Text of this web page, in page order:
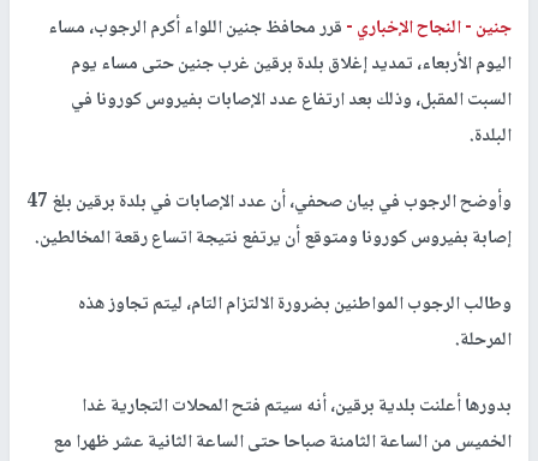
جنين -النجاح الإخباري -قرر محافظ جنين اللواء أكرم الرجوب، مساء
اليوم الأربعاء، تمديد إغلاق بلدة برقين غرب جنين حتى مساء يوم
السبت المقبل، وذلك بعد ارتفاع عدد الإصابات بفيروس كورونا في
البلدة.
وأوضح الرجوب في بيان صحفي، أن عدد الإصابات في بلدة برقين بلغ 47
إصابة بفيروس كورونا ومتوقع أن يرتفع نتيجة اتساع رقعة المخالطين.
وطالب الرجوب المواطنين بضرورة الالتزام التام، ليتم تجاوز هذه
المرحلة.
بدورها أعلنت بلدية برقين، أنه سيتم فتح المحلات التجارية غدا
الخميس من الساعة الثامنة صباحا حتى الساعة الثانية عشر ظهرا مع